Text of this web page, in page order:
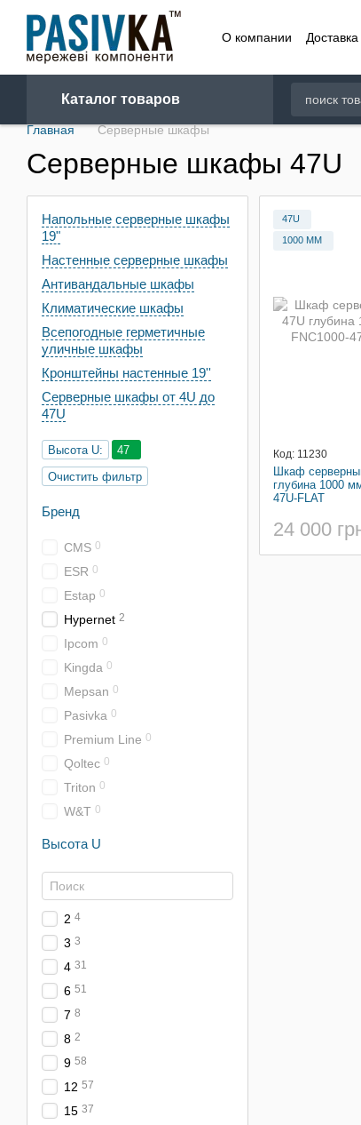
Перейти к основному контенту
О компании
Доставка
Каталог товаров
Главная Серверные шкафы
Серверные шкафы 47U
47U
1000 ММ
Код: 11230
Шкаф
глубина 1000
47U-FLAT
24 000
Напольные серверные шкафы
19"
Настенные серверные шкафы
Антивандальные шкафы
Климатические шкафы
Всепогодные герметичные
уличные шкафы
Кронштейны настенные 19''
Серверные шкафы от 4U до
47U
Высота U:
47
Очистить фильтр
Бренд
CMS 0
ESR 0
Estap 0
Hypernet 2
Ipcom 0
Kingda 0
Mepsan 0
Pasivka 0
Premium Line 0
Qoltec 0
Triton 0
W&T 0
Высота U
2 4
3 3
4 31
6 51
7 8
8 2
9 58
12 57
15 37